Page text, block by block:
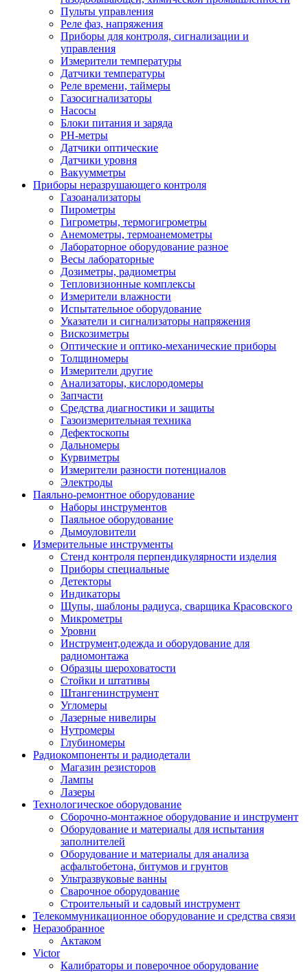
Пульты управления
Реле фаз, напряжения
Приборы для контроля, сигнализации и
управления
Измерители температуры
Датчики температуры
Реле времени, таймеры
Газосигнализаторы
Насосы
Блоки питания и заряда
PH-метры
Датчики оптические
Датчики уровня
Вакуумметры
Приборы неразрушающего контроля
Газоанализаторы
Пирометры
Гигрометры, термогигрометры
Анемометры, термоанемометры
Лабораторное оборудование разное
Весы лабораторные
Дозиметры, радиометры
Тепловизионные комплексы
Измерители влажности
Испытательное оборудование
Указатели и сигнализаторы напряжения
Вискозиметры
Оптические и оптико-механические приборы
Толщиномеры
Измерители другие
Анализаторы, кислородомеры
Запчасти
Средства диагностики и защиты
Газоизмерительная техника
Дефектоскопы
Дальномеры
Курвиметры
Измерители разности потенциалов
Электроды
Паяльно-ремонтное оборудование
Наборы инструментов
Паяльное оборудование
Дымоуловители
Измерительные инструменты
Стенд контроля перпендикулярности изделия
Приборы специальные
Детекторы
Индикаторы
Щупы, шаблоны радиуса, сварщика Красовского
Микрометры
Уровни
Инструмент,одежда и оборудование для
радиомонтажа
Образцы шероховатости
Стойки и штативы
Штангенинструмент
Угломеры
Лазерные нивелиры
Нутромеры
Глубиномеры
Радиокомпоненты и радиодетали
Магазин резисторов
Лампы
Лазеры
Технологическое оборудование
Сборочно-монтажное оборудование и инструмент
Оборудование и материалы для испытания
заполнителей
Оборудование и материалы для анализа
асфальтобетона, битумов и грунтов
Ультразвуковые ванны
Сварочное оборудование
Строительный и садовый инструмент
Телекоммуникационное оборудование и средства связи
Неразобранное
Актаком
Victor
Калибраторы и поверочное оборудование